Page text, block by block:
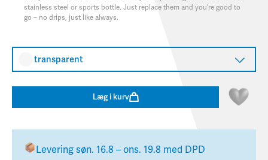
stainless steel or sports bottle. Just replace them and you’re good to
go – no drips, just like always.
transparent
Læg i kurv
Levering søn. 16.8 – ons. 19.8 med DPD